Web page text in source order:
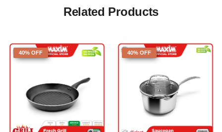
Related Products
40% OFF 40% OFF